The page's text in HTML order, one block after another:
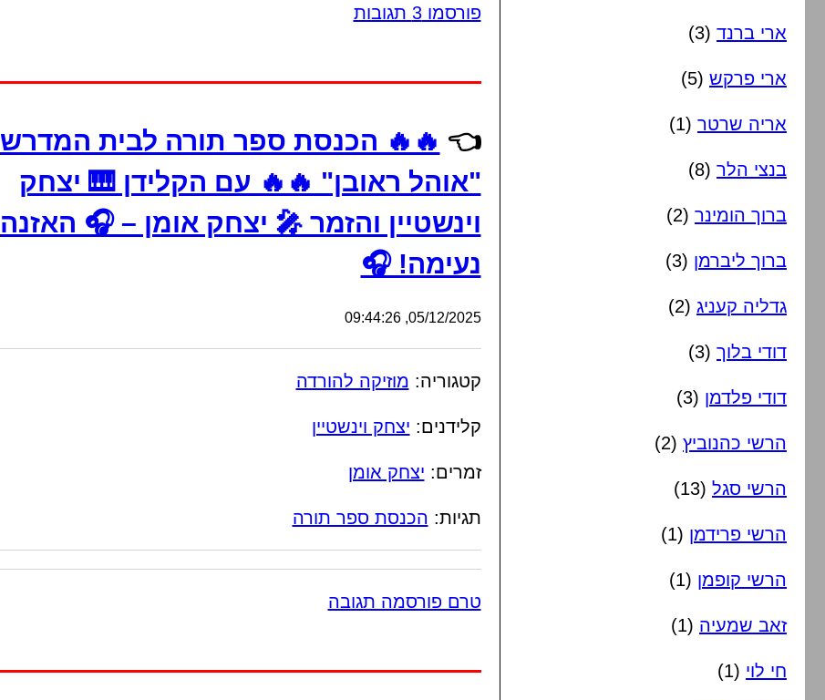
פורסמו 3 תגובות
👈 🔥🔥 הכנסת ספר תורה לבית המדרש
"אוהל ראובן" 🔥🔥 עם הקלידן 🎹 יצחק
וינשטיין והזמר 🎤 יצחק אומן – 🎧 האזנה
נעימה! 🎧
05/12/2025, 09:44:26
קטגוריה: מוזיקה להורדה
קלידנים: יצחק וינשטיין
זמרים: יצחק אומן
תגיות: הכנסת ספר תורה
טרם פורסמה תגובה
ארי ברנד (3)
ארי פרקש (5)
אריה שרטר (1)
בנצי הלר (8)
ברוך הומינר (2)
ברוך ליברמן (3)
גדליה קעניג (2)
דודי בלוך (3)
דודי פלדמן (3)
הרשי כהנוביץ (2)
הרשי סגל (13)
הרשי פרידמן (1)
הרשי קופמן (1)
זאב שמעיה (1)
חי לוי (1)